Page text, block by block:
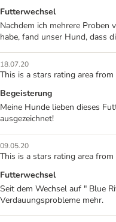
Futterwechsel
Nachdem ich mehrere
habe, fand unser Hund, dass
18.07.20
This is a stars rating area
Begeisterung
Meine Hunde lieben dieses
ausgezeichnet!
09.05.20
This is a stars rating area
Futterwechsel
Seit dem Wechsel auf " Blue
Verdauungsprobleme mehr.